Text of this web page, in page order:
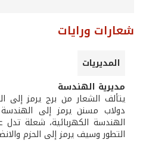
شعارات ورايات
المديريات
مديرية الهندسة
يتألف الشعار من برج يرمز إلى
دولاب مسنن يرمز إلى الهندسة
الهندسة الكهربائية، شعلة تدل
التطور وسيف يرمز إلى الحزم